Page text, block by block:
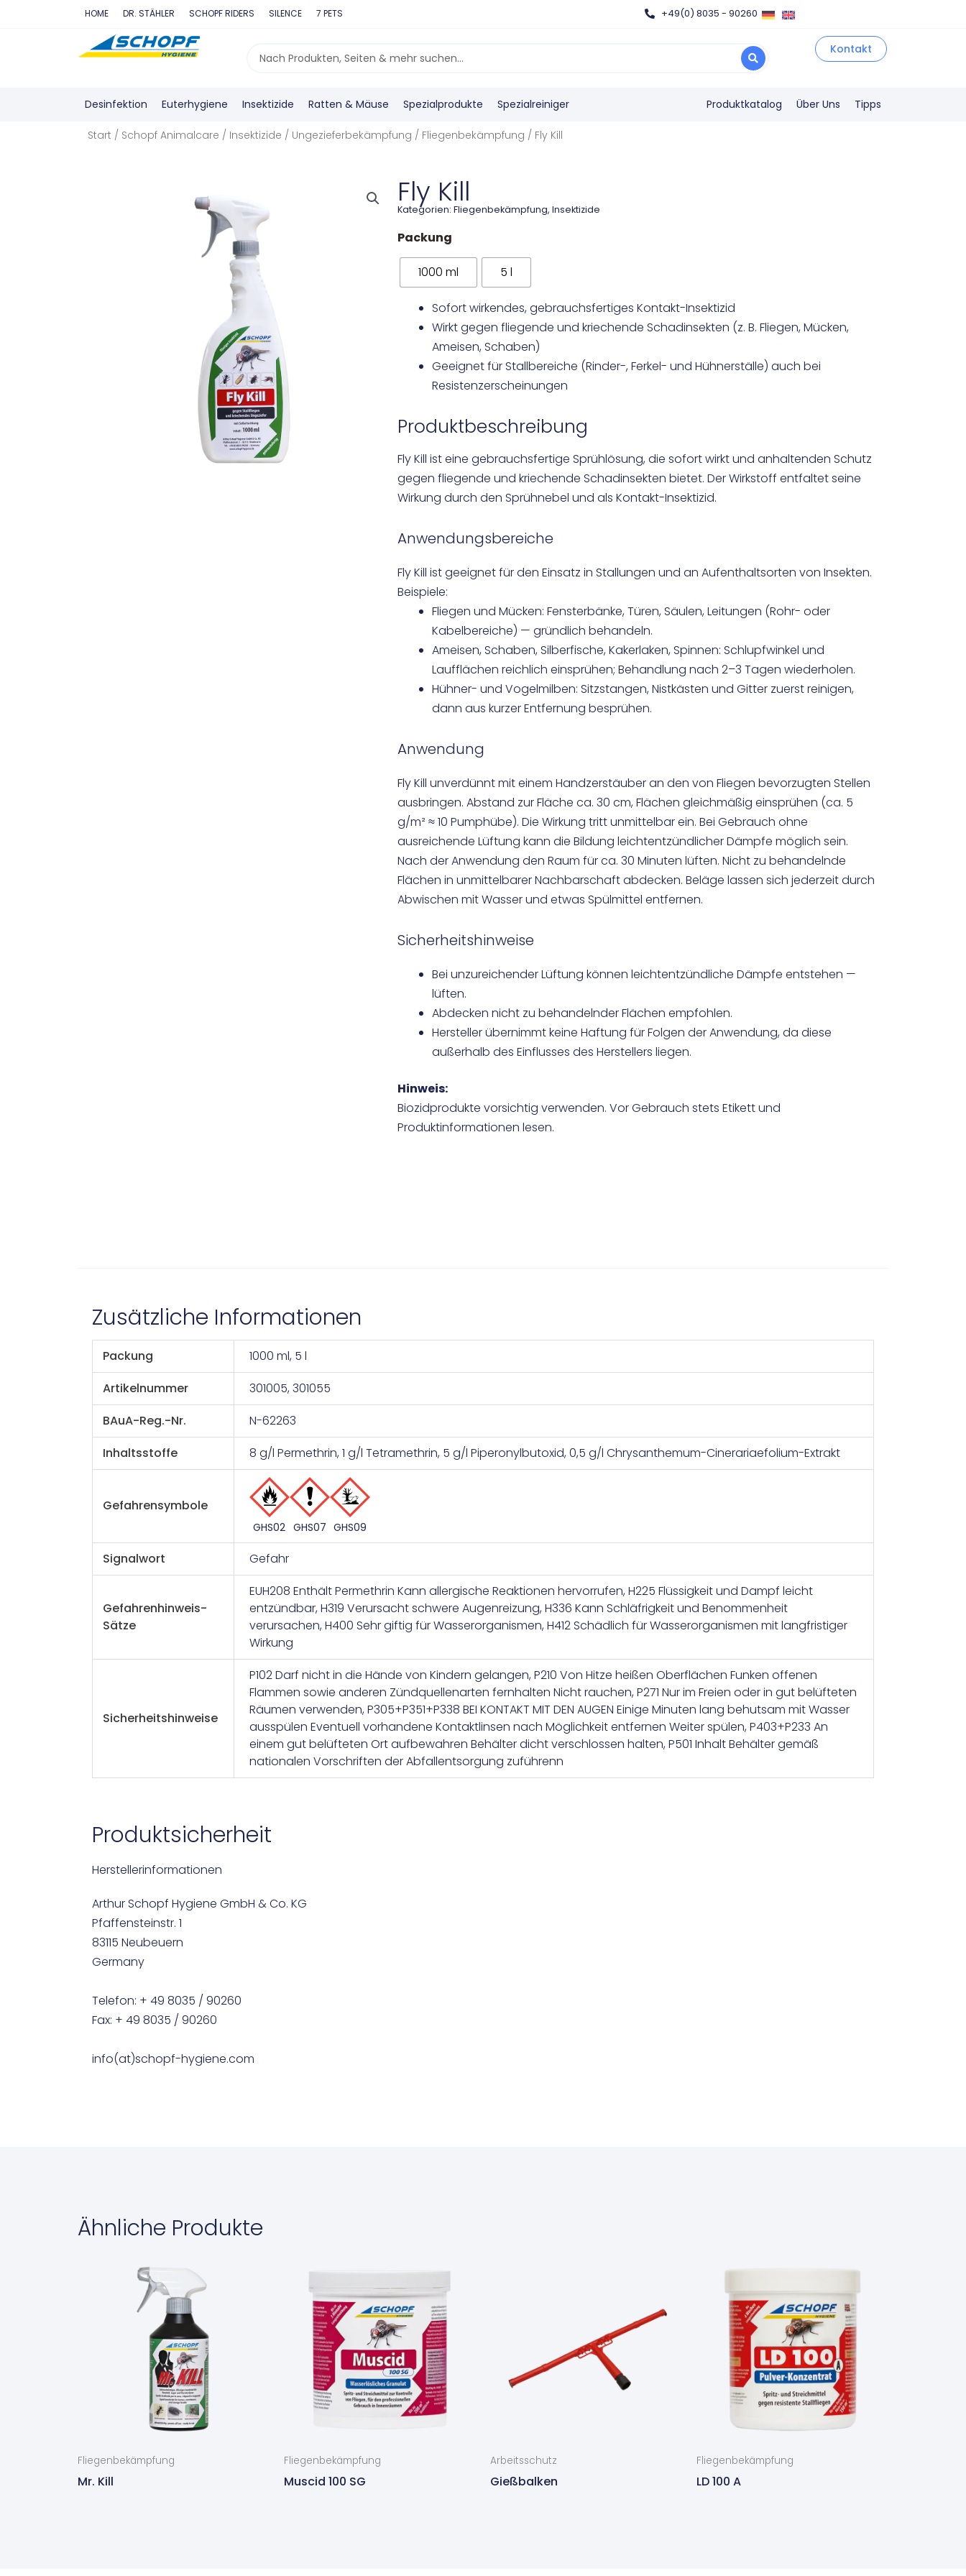
HOME DR. STÄHLER SCHOPF RIDERS SILENCE 7 PETS +49(0) 8035 - 90260
Search
Kontakt
Desinfektion Euterhygiene Insektizide Ratten & Mäuse Spezialprodukte Spezialreiniger Produktkatalog Über Uns Tipps
Start / Schopf Animalcare / Insektizide / Ungezieferbekämpfung / Fliegenbekämpfung / Fly Kill
Fly Kill
Kategorien: Fliegenbekämpfung,Insektizide
Packung
1000 ml 5 l
Sofort wirkendes, gebrauchsfertiges Kontakt-Insektizid
Wirkt gegen fliegende und kriechende Schadinsekten (z. B. Fliegen, Mücken,
Ameisen, Schaben)
Geeignet für Stallbereiche (Rinder-, Ferkel- und Hühnerställe) auch bei
Resistenzerscheinungen
Produktbeschreibung
Fly Kill ist eine gebrauchsfertige Sprühlösung, die sofort wirkt und anhaltenden Schutz
gegen fliegende und kriechende Schadinsekten bietet. Der Wirkstoff entfaltet seine
Wirkung durch den Sprühnebel und als Kontakt-Insektizid.
Anwendungsbereiche
Fly Kill ist geeignet für den Einsatz in Stallungen und an Aufenthaltsorten von Insekten.
Beispiele:
Fliegen und Mücken: Fensterbänke, Türen, Säulen, Leitungen (Rohr- oder
Kabelbereiche) — gründlich behandeln.
Ameisen, Schaben, Silberfische, Kakerlaken, Spinnen: Schlupfwinkel und
Laufflächen reichlich einsprühen; Behandlung nach 2–3 Tagen wiederholen.
Hühner- und Vogelmilben: Sitzstangen, Nistkästen und Gitter zuerst reinigen,
dann aus kurzer Entfernung besprühen.
Anwendung
Fly Kill unverdünnt mit einem Handzerstäuber an den von Fliegen bevorzugten Stellen
ausbringen. Abstand zur Fläche ca. 30 cm, Flächen gleichmäßig einsprühen (ca. 5
g/m² ≈ 10 Pumphübe). Die Wirkung tritt unmittelbar ein. Bei Gebrauch ohne
ausreichende Lüftung kann die Bildung leichtentzündlicher Dämpfe möglich sein.
Nach der Anwendung den Raum für ca. 30 Minuten lüften. Nicht zu behandelnde
Flächen in unmittelbarer Nachbarschaft abdecken. Beläge lassen sich jederzeit durch
Abwischen mit Wasser und etwas Spülmittel entfernen.
Sicherheitshinweise
Bei unzureichender Lüftung können leichtentzündliche Dämpfe entstehen —
lüften.
Abdecken nicht zu behandelnder Flächen empfohlen.
Hersteller übernimmt keine Haftung für Folgen der Anwendung, da diese
außerhalb des Einflusses des Herstellers liegen.
Hinweis:
Biozidprodukte vorsichtig verwenden. Vor Gebrauch stets Etikett und
Produktinformationen lesen.
Zusätzliche Informationen
Packung
1000 ml, 5 l
Artikelnummer
301005, 301055
BAuA-Reg.-Nr.
N-62263
Inhaltsstoffe
8 g/l Permethrin, 1 g/l Tetramethrin, 5 g/l Piperonylbutoxid, 0,5 g/l Chrysanthemum-Cinerariaefolium-Extrakt
Gefahrensymbole
GHS02 GHS07 GHS09
Signalwort Gefahr
Gefahrenhinweis-
Sätze
EUH208 Enthält Permethrin Kann allergische Reaktionen hervorrufen, H225 Flüssigkeit und Dampf leicht
entzündbar, H319 Verursacht schwere Augenreizung, H336 Kann Schläfrigkeit und Benommenheit
verursachen, H400 Sehr giftig für Wasserorganismen, H412 Schädlich für Wasserorganismen mit langfristiger
Wirkung
Sicherheitshinweise
P102 Darf nicht in die Hände von Kindern gelangen, P210 Von Hitze heißen Oberflächen Funken offenen
Flammen sowie anderen Zündquellenarten fernhalten Nicht rauchen, P271 Nur im Freien oder in gut belüfteten
Räumen verwenden, P305+P351+P338 BEI KONTAKT MIT DEN AUGEN Einige Minuten lang behutsam mit Wasser
ausspülen Eventuell vorhandene Kontaktlinsen nach Möglichkeit entfernen Weiter spülen, P403+P233 An
einem gut belüfteten Ort aufbewahren Behälter dicht verschlossen halten, P501 Inhalt Behälter gemäß
nationalen Vorschriften der Abfallentsorgung zuführenn
Produktsicherheit
Herstellerinformationen
Arthur Schopf Hygiene GmbH & Co. KG
Pfaffensteinstr. 1
83115 Neubeuern
Germany
Telefon: + 49 8035 / 90260
Fax: + 49 8035 / 90260
info(at)schopf-hygiene.com
Ähnliche Produkte
Fliegenbekämpfung
Mr. Kill
Fliegenbekämpfung
Muscid 100 SG
Arbeitsschutz
Gießbalken
Fliegenbekämpfung
LD 100 A